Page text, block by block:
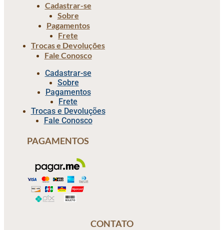
Cadastrar-se
Sobre
Pagamentos
Frete
Trocas e Devoluções
Fale Conosco
Cadastrar-se
Sobre
Pagamentos
Frete
Trocas e Devoluções
Fale Conosco
PAGAMENTOS
CONTATO